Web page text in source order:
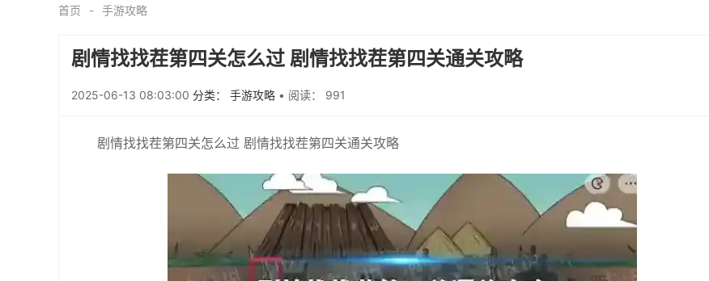
首页 手游攻略
剧情找找茬第四关怎么过 剧情找找茬第四关通关攻略
2025-06-13 08:03:00 分类： 手游攻略 • 阅读： 991
剧情找找茬第四关怎么过 剧情找找茬第四关通关攻略